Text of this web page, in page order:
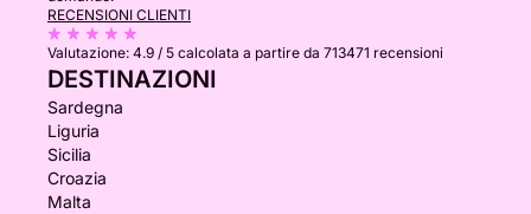
RECENSIONI CLIENTI
Valutazione: 4.9 / 5 calcolata a partire da 713471 recensioni
DESTINAZIONI
Sardegna
Liguria
Sicilia
Croazia
Malta